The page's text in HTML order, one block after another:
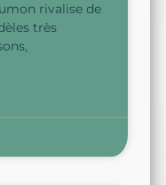
rivalise de
très